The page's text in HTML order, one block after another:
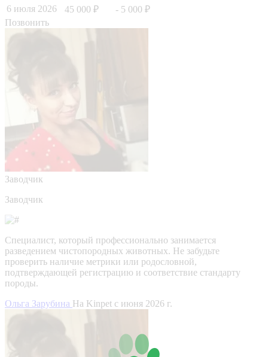
6 июля 2026
45 000 ₽
- 5 000 ₽
Позвонить
Заводчик
Заводчик
Специалист, который профессионально занимается
разведением чистопородных животных. Не забудьте
проверить наличие метрики или родословной,
подтверждающей регистрацию и соответствие стандарту
породы.
Ольга Зарубина На Kinpet c июня 2026 г.